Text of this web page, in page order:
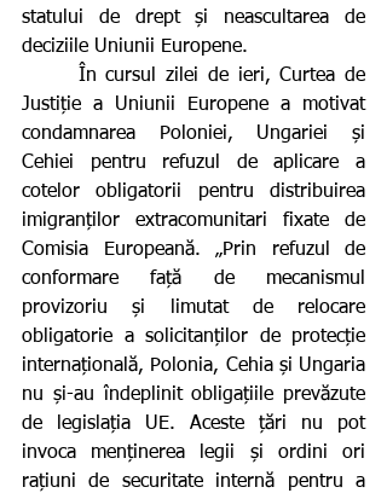
statului de drept și neascultarea de
deciziile Uniunii Europene.
Justiție a Uniunii Europene a motivat
condamnarea Poloniei, Ungariei și
Cehiei pentru refuzul de aplicare a
cotelor obligatorii pentru distribuirea
imigranților extracomunitari fixate de
Comisia Europeană. „Prin refuzul de
conformare față de mecanismul
provizoriu și limutat de relocare
obligatorie a solicitanților de protecție
internațională, Polonia, Cehia și Ungaria
nu și-au îndeplinit obligațiile prevăzute
de legislația UE. Aceste țări nu pot
invoca menținerea legii și ordini ori
rațiuni de securitate internă pentru a